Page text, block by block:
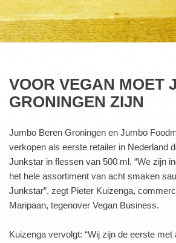
VOOR VEGAN MOET
GRONINGEN ZIJN
Jumbo Beren Groningen en Jumbo
verkopen als eerste retailer in Nederland
Junkstar in flessen van 500 ml. “We zijn
het hele assortiment van acht smaken
Junkstar”, zegt Pieter Kuizenga,
Maripaan, tegenover Vegan Business.
Kuizenga vervolgt: “Wij zijn de eerste